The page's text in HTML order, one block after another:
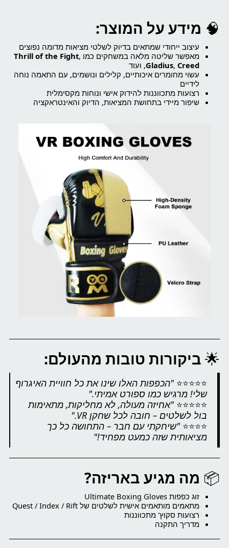
🧠 מידע על המוצר:
עיצוב ייחודי שמתאים בדיוק לשלטי מציאות מדומה נפוצים
מאפשר שליטה מלאה במשחקים כמו Thrill of the Fight,
Gladius, Creed
, ועוד
עשוי מחומרים איכותיים, קלילים ונושמים, עם התאמה נוחה
לידיים
רצועות מתכווננות להידוק אישי ונוחות מקסימלית
שיפור מיידי בתחושת המציאות, הדיוק והאינטראקציה
🌟 ביקורות טובות מהעולם:
⭐⭐⭐⭐⭐ "הכפפות האלו שינו את כל חוויית האיגרוף
שלי! מרגיש כמו ספורט אמיתי."
⭐⭐⭐⭐⭐ "אחיזה מעולה, לא מחליקות, מתאימות
בול לשלטים – חובה לכל שחקן VR."
⭐⭐⭐⭐ "שיחקתי עם חבר – התחושה כל כך
מציאותית שזה כמעט מפחיד!"
📦 מה מגיע באריזה?
זוג כפפות Ultimate Boxing Gloves
מתאמים מותאמים אישית לשלטים של Quest / Index / Rift
רצועות סקוץ' מתכווננות
מדריך התקנה